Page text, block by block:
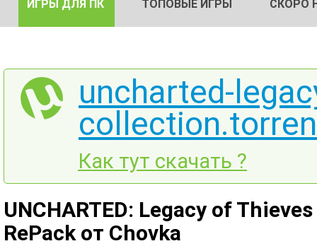
ИГРЫ ДЛЯ ПК ТОПОВЫЕ ИГРЫ СКОРО
uncharted-
Как тут скачать ?
UNCHARTED: Legacy of
RePack от Chovka